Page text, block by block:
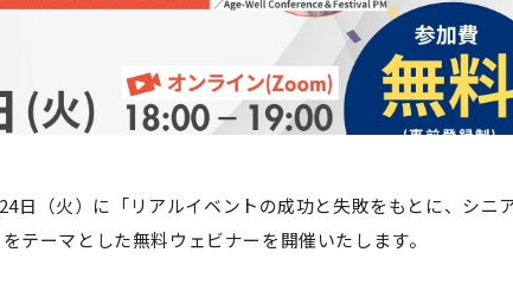
日（火）に「リアルイベントの成功と失敗をもとに、シニ
テーマとした無料ウェビナーを開催いたします。